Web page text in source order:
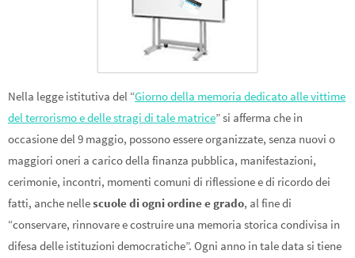
Nella legge istitutiva del “Giorno della memoria dedicato alle vittime
del terrorismo e delle stragi di tale matrice” si afferma che in
occasione del 9 maggio, possono essere organizzate, senza nuovi o
maggiori oneri a carico della finanza pubblica, manifestazioni,
cerimonie, incontri, momenti comuni di riflessione e di ricordo dei
fatti, anche nellescuole di ogni ordine e grado, al fine di
“conservare, rinnovare e costruire una memoria storica condivisa in
difesa delle istituzioni democratiche”. Ogni anno in tale data si tiene